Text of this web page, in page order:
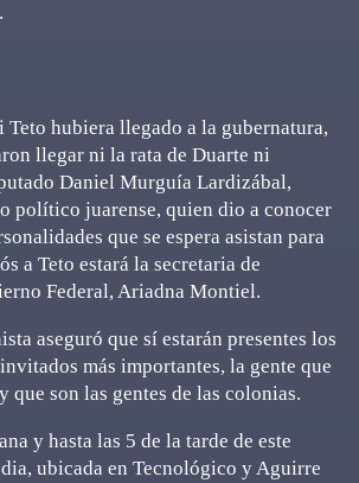
Teto hubiera llegado a la gubernatura,
llegar ni la rata de Duarte ni
Daniel Murguía Lardizábal,
político juarense, quien dio a conocer
que se espera asistan para
a Teto estará la secretaria de
Federal, Ariadna Montiel.
aseguró que sí estarán presentes los
más importantes, la gente que
que son las gentes de las colonias.
y hasta las 5 de la tarde de este
ubicada en Tecnológico y Aguirre